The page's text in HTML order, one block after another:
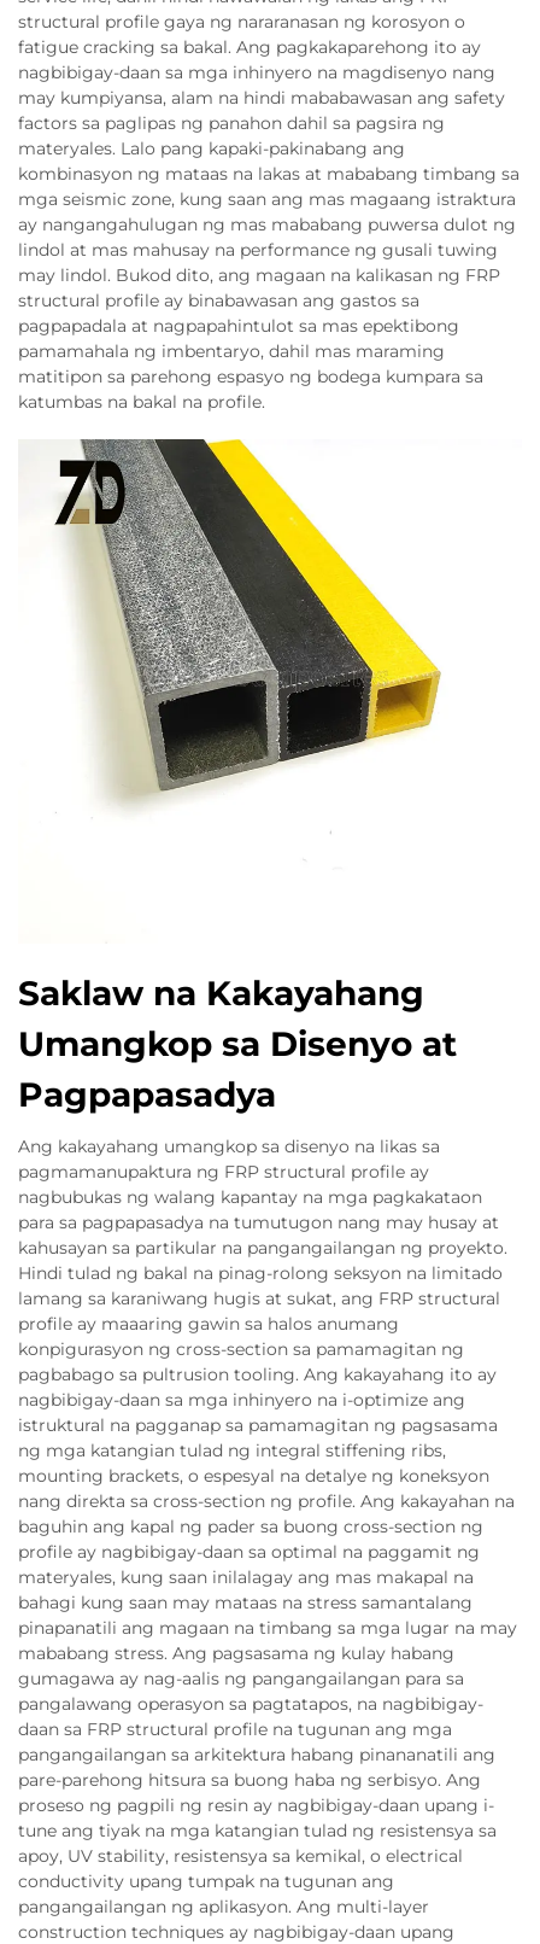
structural profile gaya ng nararanasan ng korosyon o
fatigue cracking sa bakal. Ang pagkakaparehong ito ay
nagbibigay-daan sa mga inhinyero na magdisenyo nang
may kumpiyansa, alam na hindi mababawasan ang safety
factors sa paglipas ng panahon dahil sa pagsira ng
materyales. Lalo pang kapaki-pakinabang ang
kombinasyon ng mataas na lakas at mababang timbang sa
mga seismic zone, kung saan ang mas magaang istraktura
ay nangangahulugan ng mas mababang puwersa dulot ng
lindol at mas mahusay na performance ng gusali tuwing
may lindol. Bukod dito, ang magaan na kalikasan ng FRP
structural profile ay binabawasan ang gastos sa
pagpapadala at nagpapahintulot sa mas epektibong
pamamahala ng imbentaryo, dahil mas maraming
matitipon sa parehong espasyo ng bodega kumpara sa
katumbas na bakal na profile.
Saklaw na Kakayahang
Umangkop sa Disenyo at
Pagpapasadya
Ang kakayahang umangkop sa disenyo na likas sa
pagmamanupaktura ng FRP structural profile ay
nagbubukas ng walang kapantay na mga pagkakataon
para sa pagpapasadya na tumutugon nang may husay at
kahusayan sa partikular na pangangailangan ng proyekto.
Hindi tulad ng bakal na pinag-rolong seksyon na limitado
lamang sa karaniwang hugis at sukat, ang FRP structural
profile ay maaaring gawin sa halos anumang
konpigurasyon ng cross-section sa pamamagitan ng
pagbabago sa pultrusion tooling. Ang kakayahang ito ay
nagbibigay-daan sa mga inhinyero na i-optimize ang
istruktural na pagganap sa pamamagitan ng pagsasama
ng mga katangian tulad ng integral stiffening ribs,
mounting brackets, o espesyal na detalye ng koneksyon
nang direkta sa cross-section ng profile. Ang kakayahan na
baguhin ang kapal ng pader sa buong cross-section ng
profile ay nagbibigay-daan sa optimal na paggamit ng
materyales, kung saan inilalagay ang mas makapal na
bahagi kung saan may mataas na stress samantalang
pinapanatili ang magaan na timbang sa mga lugar na may
mababang stress. Ang pagsasama ng kulay habang
gumagawa ay nag-aalis ng pangangailangan para sa
pangalawang operasyon sa pagtatapos, na nagbibigay-
daan sa FRP structural profile na tugunan ang mga
pangangailangan sa arkitektura habang pinananatili ang
pare-parehong hitsura sa buong haba ng serbisyo. Ang
proseso ng pagpili ng resin ay nagbibigay-daan upang i-
tune ang tiyak na mga katangian tulad ng resistensya sa
apoy, UV stability, resistensya sa kemikal, o electrical
conductivity upang tumpak na tugunan ang
pangangailangan ng aplikasyon. Ang multi-layer
construction techniques ay nagbibigay-daan upang